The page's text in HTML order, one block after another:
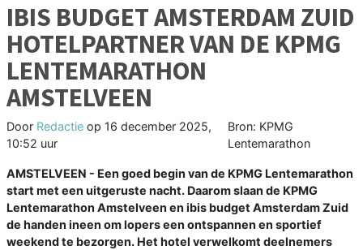
IBIS BUDGET AMSTERDAM ZUID
HOTELPARTNER VAN DE KPMG
LENTEMARATHON
AMSTELVEEN
Door Redactie op 16 december 2025,
10:52 uur
Bron: KPMG
Lentemarathon
AMSTELVEEN - Een goed begin van de KPMG Lentemarathon
start met een uitgeruste nacht. Daarom slaan de KPMG
Lentemarathon Amstelveen en ibis budget Amsterdam Zuid
de handen ineen om lopers een ontspannen en sportief
weekend te bezorgen. Het hotel verwelkomt deelnemers